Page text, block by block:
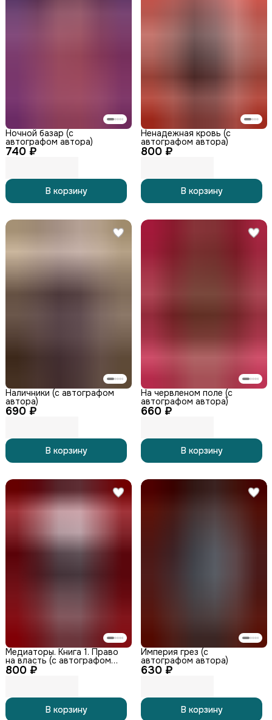
740 ₽
Ночной базар (с
автографом автора)
В корзину
800 ₽
Ненадежная кровь (с
автографом автора)
В корзину
690 ₽
Наличники (с автографом
автора)
В корзину
660 ₽
На червленом поле (с
автографом автора)
В корзину
800 ₽
Медиаторы. Книга 1. Право
на власть (с автографом
автора)
В корзину
630 ₽
Империя грез (с
автографом автора)
В корзину